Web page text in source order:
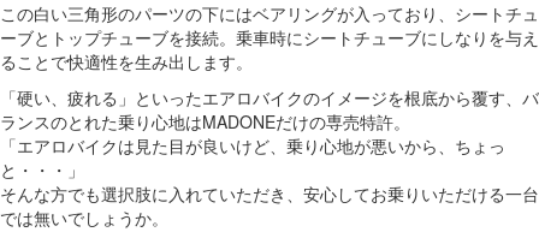
この白い三角形のパーツの下にはベアリングが入っており、シートチュ
ーブとトップチューブを接続。乗車時にシートチューブにしなりを与え
ることで快適性を生み出します。
「硬い、疲れる」といったエアロバイクのイメージを根底から覆す、バ
ランスのとれた乗り心地はMADONEだけの専売特許。
「エアロバイクは見た目が良いけど、乗り心地が悪いから、ちょっ
と・・・」
そんな方でも選択肢に入れていただき、安心してお乗りいただける一台
では無いでしょうか。